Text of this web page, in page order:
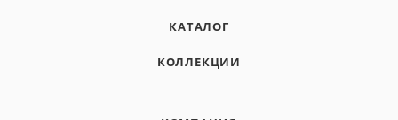
КАТАЛОГ
КОЛЛЕКЦИИ